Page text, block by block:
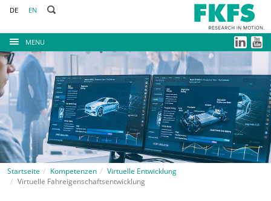
DE EN
MENU
Startseite Kompetenzen
Virtuelle Entwicklung
Virtuelle Fahreigenschaftsentwicklung